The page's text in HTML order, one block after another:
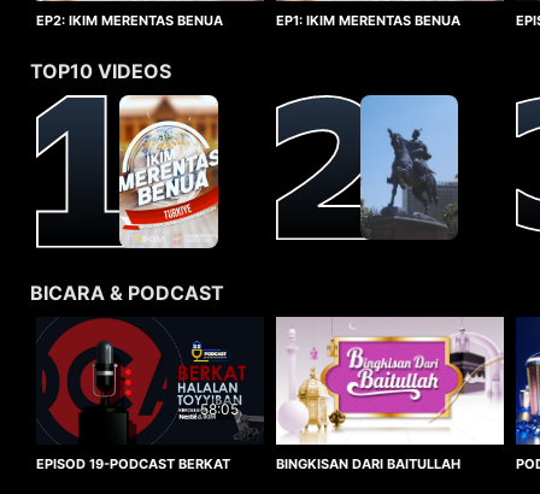
EP2: IKIM MERENTAS BENUA
EP1: IKIM MERENTAS BENUA
TOP10 VIDEOS
BICARA & PODCAST
58:05
EPISOD 19-PODCAST BERKAT
BINGKISAN DARI BAITULLAH